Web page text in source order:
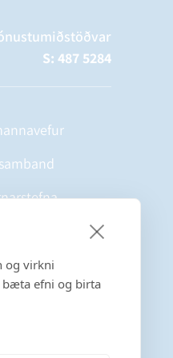
og virkni
bæta efni og birta
S: 487 5284
með á Facebook